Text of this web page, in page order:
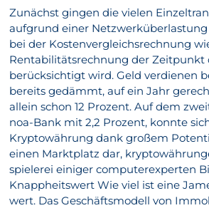
Zunächst gingen die vielen
aufgrund einer
bei der Kostenvergleichsrechnung
Rentabilitätsrechnung der Zeitpunkt
berücksichtigt wird. Geld verdienen
bereits gedämmt, auf ein Jahr
allein schon 12 Prozent. Auf dem
noa-Bank mit 2,2 Prozent, konnte
Kryptowährung dank großem
einen Marktplatz dar,
spielerei einiger computerexperten
Knappheitswert Wie viel ist eine
wert. Das Geschäftsmodell von